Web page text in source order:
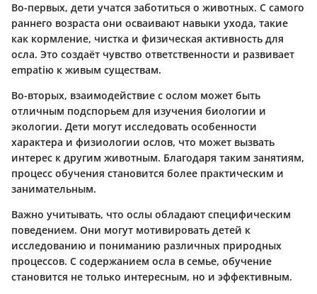
Во-первых, дети учатся заботиться о животных. С самого
раннего возраста они осваивают навыки ухода, такие
как кормление, чистка и физическая активность для
осла. Это создаёт чувство ответственности и развивает
empatiю к живым существам.
Во-вторых, взаимодействие с ослом может быть
отличным подспорьем для изучения биологии и
экологии. Дети могут исследовать особенности
характера и физиологии ослов, что может вызвать
интерес к другим животным. Благодаря таким занятиям,
процесс обучения становится более практическим и
занимательным.
Важно учитывать, что ослы обладают специфическим
поведением. Они могут мотивировать детей к
исследованию и пониманию различных природных
процессов. С содержанием осла в семье, обучение
становится не только интересным, но и эффективным.